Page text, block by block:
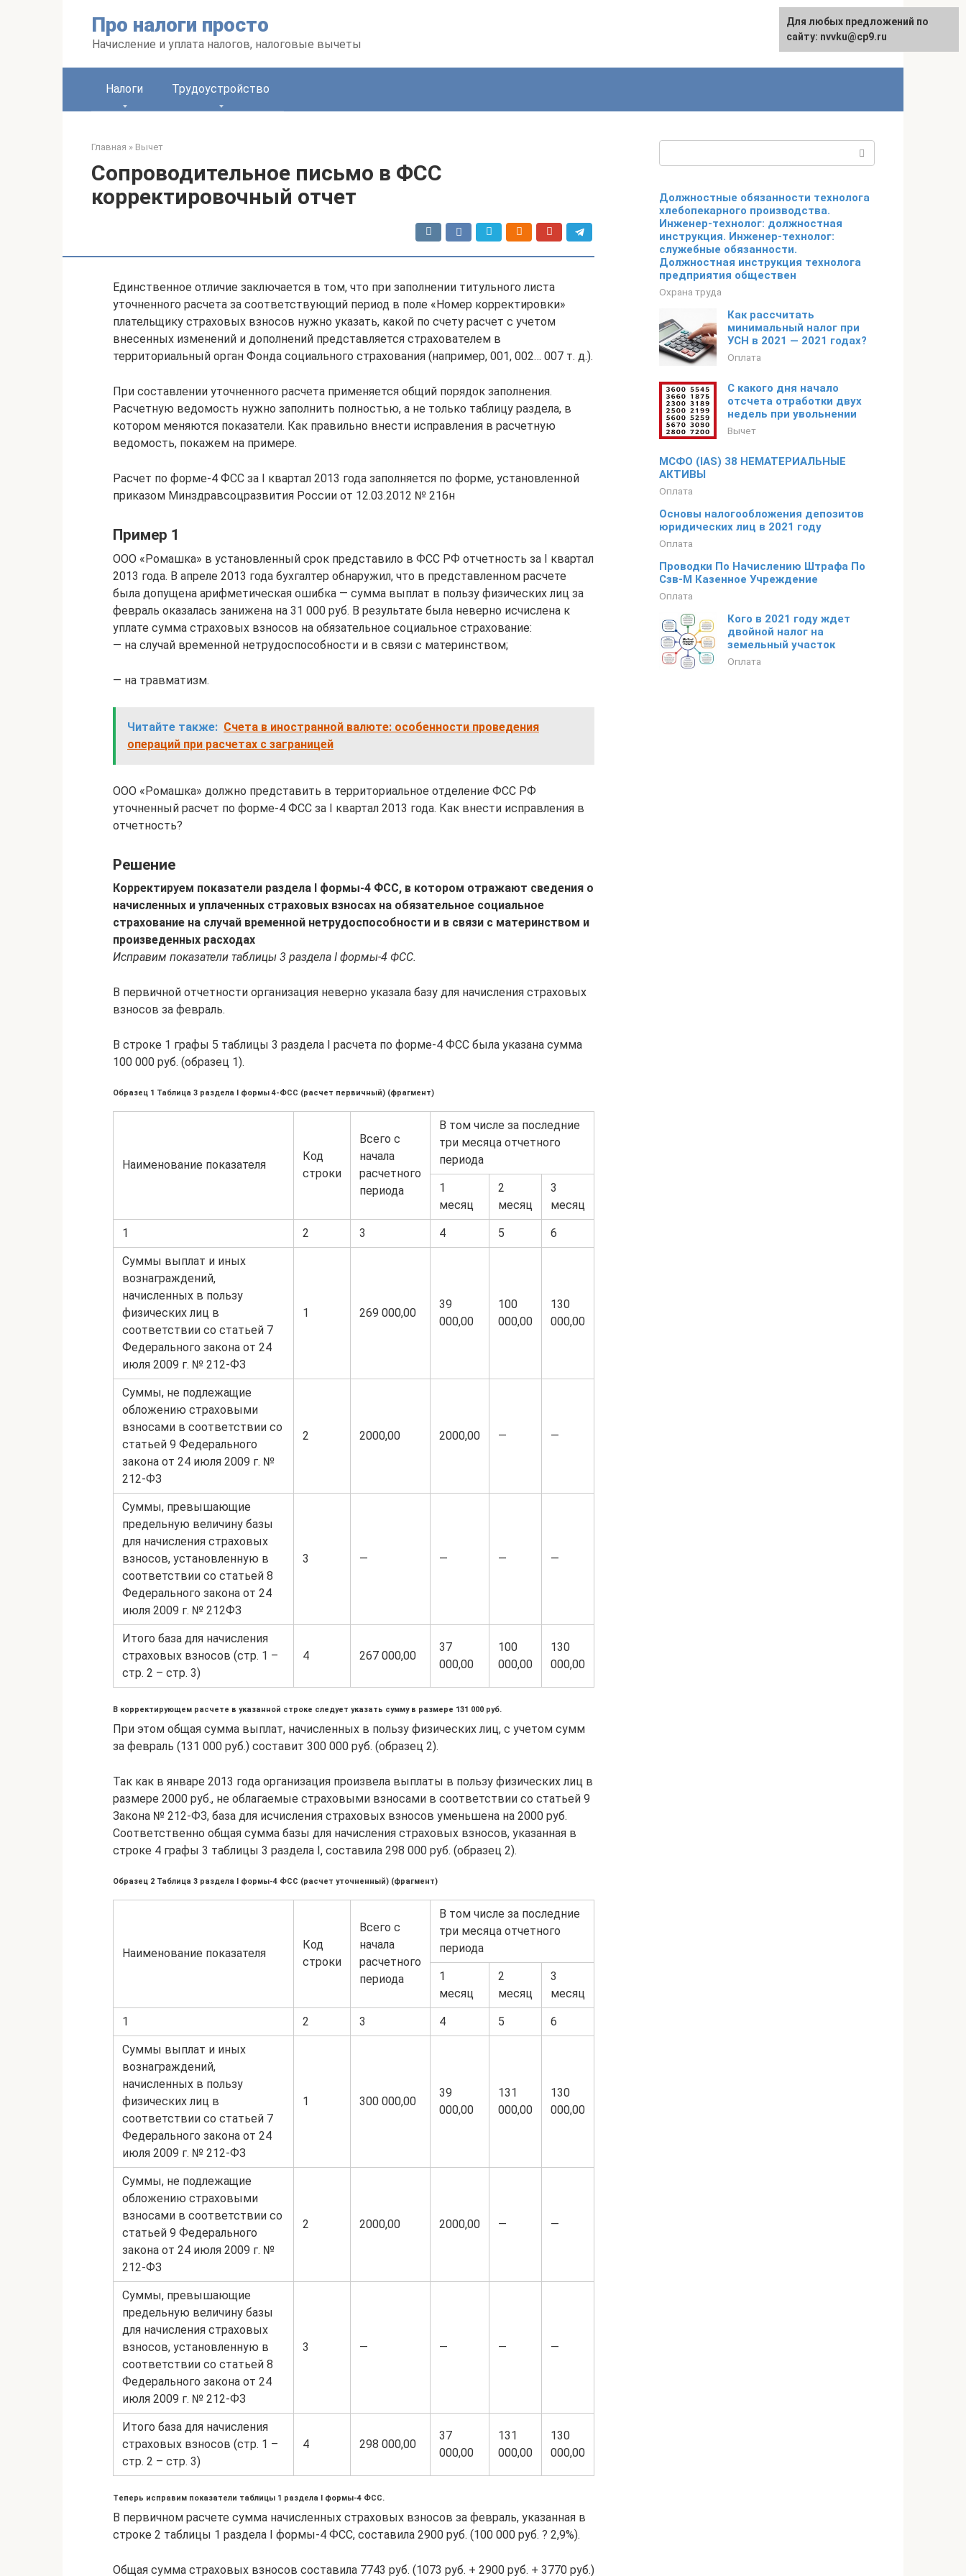
Про налоги просто
Начисление и уплата налогов, налоговые вычеты
English
Налоги Трудоустройство
Главная » Вычет
Сопроводительное письмо в ФСС
корректировочный отчет
Единственное отличие заключается в том, что при заполнении титульного листа
уточненного расчета за соответствующий период в поле «Номер корректировки»
плательщику страховых взносов нужно указать, какой по счету расчет с учетом
внесенных изменений и дополнений представляется страхователем в
территориальный орган Фонда социального страхования (например, 001, 002… 007 т. д.).
При составлении уточненного расчета применяется общий порядок заполнения.
Расчетную ведомость нужно заполнить полностью, а не только таблицу раздела, в
котором меняются показатели. Как правильно внести исправления в расчетную
ведомость, покажем на примере.
Расчет по форме-4 ФСС за I квартал 2013 года заполняется по форме, установленной
приказом Минздравсоцразвития России от 12.03.2012 № 216н
Пример 1
ООО «Ромашка» в установленный срок представило в ФСС РФ отчетность за I квартал
2013 года. В апреле 2013 года бухгалтер обнаружил, что в представленном расчете
была допущена арифметическая ошибка — сумма выплат в пользу физических лиц за
февраль оказалась занижена на 31 000 руб. В результате была неверно исчислена к
уплате сумма страховых взносов на обязательное социальное страхование:
— на случай временной нетрудоспособности и в связи с материнством;
— на травматизм.
Читайте также: Счета в иностранной валюте: особенности проведения
операций при расчетах с заграницей
ООО «Ромашка» должно представить в территориальное отделение ФСС РФ
уточненный расчет по форме-4 ФСС за I квартал 2013 года. Как внести исправления в
отчетность?
Решение
Корректируем показатели раздела I формы-4 ФСС, в котором отражают сведения о
начисленных и уплаченных страховых взносах на обязательное социальное
страхование на случай временной нетрудоспособности и в связи с материнством и
произведенных расходах
Исправим показатели таблицы 3 раздела I формы-4 ФСС.
В первичной отчетности организация неверно указала базу для начисления страховых
взносов за февраль.
В строке 1 графы 5 таблицы 3 раздела I расчета по форме-4 ФСС была указана сумма
100 000 руб. (образец 1).
Образец 1 Таблица 3 раздела I формы 4-ФСС (расчет первичный) (фрагмент)
Наименование показателя
Код
строки
Всего с
начала
расчетного
периода
В том числе за последние
три месяца отчетного
периода
1
месяц
2
месяц
3
месяц
1 2 3 4 5 6
Суммы выплат и иных
вознаграждений,
начисленных в пользу
физических лиц в
соответствии со статьей 7
Федерального закона от 24
июля 2009 г. № 212-ФЗ
1 269 000,00
39
000,00
100
000,00
130
000,00
Суммы, не подлежащие
обложению страховыми
взносами в соответствии со
статьей 9 Федерального
закона от 24 июля 2009 г. №
212-ФЗ
2 2000,00 2000,00 — —
Суммы, превышающие
предельную величину базы
для начисления страховых
взносов, установленную в
соответствии со статьей 8
Федерального закона от 24
июля 2009 г. № 212ФЗ
3 — — — —
Итого база для начисления
страховых взносов (стр. 1 –
стр. 2 – стр. 3)
4 267 000,00
37
000,00
100
000,00
130
000,00
В корректирующем расчете в указанной строке следует указать сумму в размере 131 000 руб.
При этом общая сумма выплат, начисленных в пользу физических лиц, с учетом сумм
за февраль (131 000 руб.) составит 300 000 руб. (образец 2).
Так как в январе 2013 года организация произвела выплаты в пользу физических лиц в
размере 2000 руб., не облагаемые страховыми взносами в соответствии со статьей 9
Закона № 212-ФЗ, база для исчисления страховых взносов уменьшена на 2000 руб.
Соответственно общая сумма базы для начисления страховых взносов, указанная в
строке 4 графы 3 таблицы 3 раздела I, составила 298 000 руб. (образец 2).
Образец 2 Таблица 3 раздела I формы-4 ФСС (расчет уточненный) (фрагмент)
Наименование показателя
Код
строки
Всего с
начала
расчетного
периода
В том числе за последние
три месяца отчетного
периода
1
месяц
2
месяц
3
месяц
1 2 3 4 5 6
Суммы выплат и иных
вознаграждений,
начисленных в пользу
физических лиц в
соответствии со статьей 7
Федерального закона от 24
июля 2009 г. № 212-ФЗ
1 300 000,00
39
000,00
131
000,00
130
000,00
Суммы, не подлежащие
обложению страховыми
взносами в соответствии со
статьей 9 Федерального
закона от 24 июля 2009 г. №
212-ФЗ
2 2000,00 2000,00 — —
Суммы, превышающие
предельную величину базы
для начисления страховых
взносов, установленную в
соответствии со статьей 8
Федерального закона от 24
июля 2009 г. № 212-ФЗ
3 — — — —
Итого база для начисления
страховых взносов (стр. 1 –
стр. 2 – стр. 3)
4 298 000,00
37
000,00
131
000,00
130
000,00
Теперь исправим показатели таблицы 1 раздела I формы-4 ФСС.
В первичном расчете сумма начисленных страховых взносов за февраль, указанная в
строке 2 таблицы 1 раздела I формы-4 ФСС, составила 2900 руб. (100 000 руб. ? 2,9%).
Общая сумма страховых взносов составила 7743 руб. (1073 руб. + 2900 руб. + 3770 руб.)
Должностные обязанности технолога
хлебопекарного производства.
Инженер-технолог: должностная
инструкция. Инженер-технолог:
служебные обязанности.
Должностная инструкция технолога
предприятия обществен
Охрана труда
Как рассчитать
минимальный налог при
УСН в 2021 — 2021 годах?
Оплата
С какого дня начало
отсчета отработки двух
недель при увольнении
Вычет
МСФО (IAS) 38 НЕМАТЕРИАЛЬНЫЕ
АКТИВЫ
Оплата
Основы налогообложения депозитов
юридических лиц в 2021 году
Оплата
Проводки По Начислению Штрафа По
Сзв-М Казенное Учреждение
Оплата
Кого в 2021 году ждет
двойной налог на
земельный участок
Оплата
Для любых предложений по
сайту: nvvku@cp9.ru